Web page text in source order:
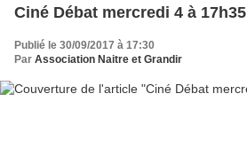
Ciné Débat mercredi 4 à 17h35
Publié le 30/09/2017 à 17:30
Par Association Naitre et Grandir